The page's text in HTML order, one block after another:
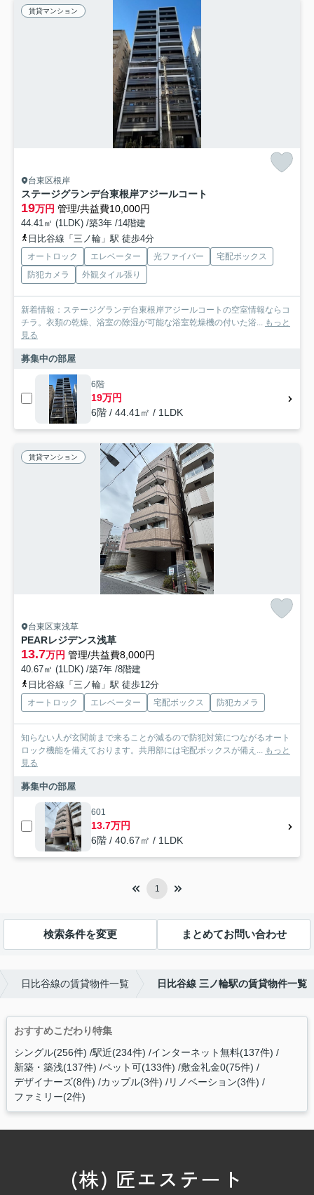
賃貸マンション
台東区根岸
ステージグランデ台東根岸アジールコート
19万円 管理/共益費10,000円
44.41㎡ (1LDK) /築3年 /14階建
日比谷線「三ノ輪」駅 徒歩4分
オートロック エレベーター 光ファイバー
宅配ボックス
防犯カメラ
外観タイル張り
新着情報：ステージグランデ台東根岸アジールコートの空室情報ならコ
チラ。衣類の乾燥、浴室の除湿が可能な浴室乾燥機の付いた浴... もっと
見る
募集中の部屋
6階
19万円
6階 / 44.41㎡ / 1LDK
賃貸マンション
台東区東浅草
PEARレジデンス浅草
13.7万円 管理/共益費8,000円
40.67㎡ (1LDK) /築7年 /8階建
日比谷線「三ノ輪」駅 徒歩12分
オートロック エレベーター 宅配ボックス 防犯カメラ
知らない人が玄関前まで来ることが減るので防犯対策につながるオート
ロック機能を備えております。共用部には宅配ボックスが備え... もっと
見る
募集中の部屋
601
13.7万円
6階 / 40.67㎡ / 1LDK
1
検索条件を変更 まとめてお問い合わせ
日比谷線の賃貸物件一覧 日比谷線 三ノ輪駅の賃貸物件一覧
おすすめこだわり特集
シングル(256件) 駅近(234件) インターネット無料(137件)
新築・築浅(137件) ペット可(133件) 敷金礼金0(75件)
デザイナーズ(8件) カップル(3件) リノベーション(3件)
ファミリー(2件)
(株) 匠エステート